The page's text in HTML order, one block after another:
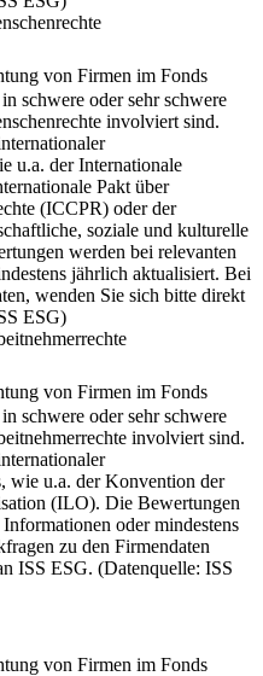
von Firmen im Fonds
schwere oder sehr schwere
involviert sind.
u.a. der Internationale
Pakt über
(ICCPR) oder der
soziale und kulturelle
werden bei relevanten
jährlich aktualisiert. Bei
wenden Sie sich bitte direkt
ESG)
von Firmen im Fonds
schwere oder sehr schwere
involviert sind.
wie u.a. der Konvention der
(ILO). Die Bewertungen
oder mindestens
zu den Firmendaten
ISS ESG. (Datenquelle: ISS
von Firmen im Fonds